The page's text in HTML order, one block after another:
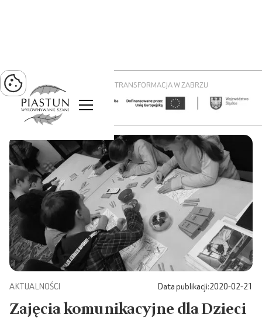
PROJEKT ZIELONA TRANSFORMACJA W ZABRZU
AKTUALNOŚCI Data publikacji:2020-02-21
Zajęcia komunikacyjne dla Dzieci